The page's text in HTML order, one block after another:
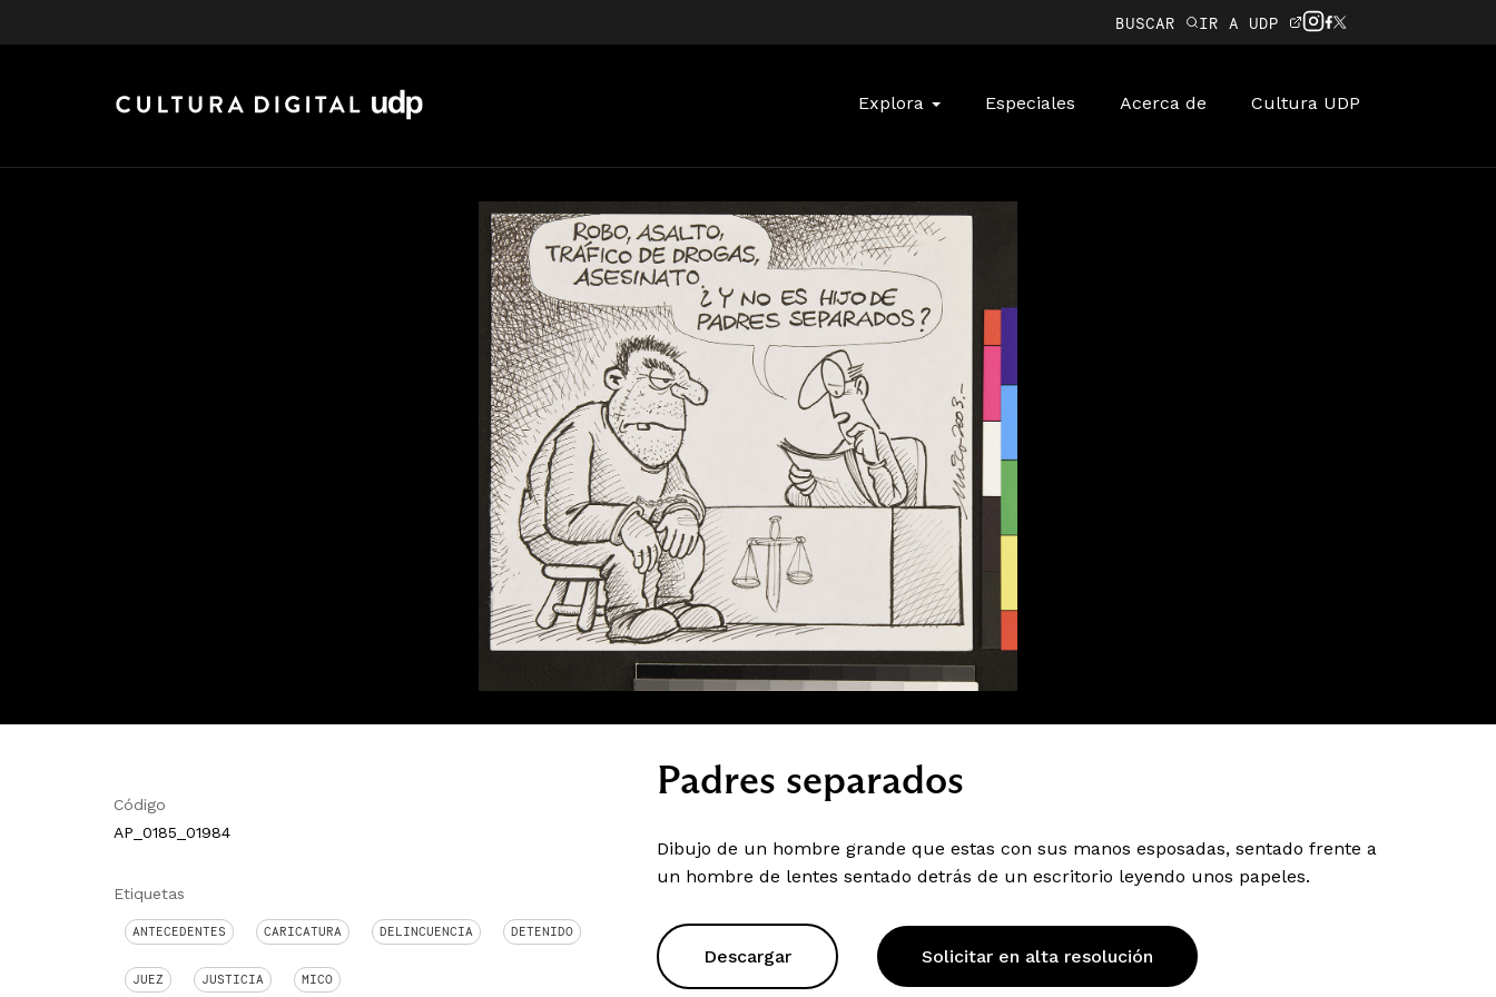
BUSCAR IR A UDP
Explora Especiales Acerca de Cultura UDP
Código
AP_0185_01984
Etiquetas
ANTECEDENTES CARICATURA DELINCUENCIA DETENIDO
JUEZ JUSTICIA MICO
Padres separados
Dibujo de un hombre grande que estas con sus manos esposadas, sentado frente a
un hombre de lentes sentado detrás de un escritorio leyendo unos papeles.
Descargar Solicitar en alta resolución